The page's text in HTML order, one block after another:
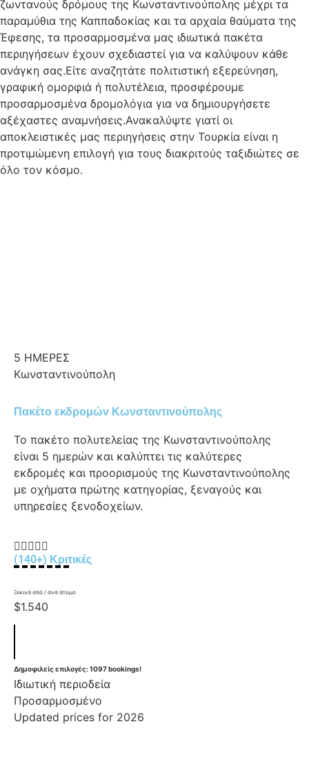
ζωντανούς δρόμους της Κωνσταντινούπολης μέχρι τα
παραμύθια της Καππαδοκίας και τα αρχαία θαύματα της
Έφεσης, τα προσαρμοσμένα μας ιδιωτικά πακέτα
περιηγήσεων έχουν σχεδιαστεί για να καλύψουν κάθε
ανάγκη σας.Είτε αναζητάτε πολιτιστική εξερεύνηση,
γραφική ομορφιά ή πολυτέλεια, προσφέρουμε
προσαρμοσμένα δρομολόγια για να δημιουργήσετε
αξέχαστες αναμνήσεις.Ανακαλύψτε γιατί οι
αποκλειστικές μας περιηγήσεις στην Τουρκία είναι η
προτιμώμενη επιλογή για τους διακριτούς ταξιδιώτες σε
όλο τον κόσμο.
5 ΗΜΕΡΕΣ
Κωνσταντινούπολη
Πακέτο εκδρομών Κωνσταντινούπολης
Το πακέτο πολυτελείας της Κωνσταντινούπολης
είναι 5 ημερών και καλύπτει τις καλύτερες
εκδρομές και προορισμούς της Κωνσταντινούπολης
με οχήματα πρώτης κατηγορίας, ξεναγούς και
υπηρεσίες ξενοδοχείων.

(140+) Κριτικές
Ξεκινά από / ανά άτομο
$1.540
Δημοφιλείς επιλογές: 1097 bookings!
Ιδιωτική περιοδεία
Προσαρμοσμένο
Updated prices for 2026